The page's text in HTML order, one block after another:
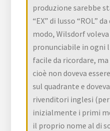
produzione sarebbe
“EX” di lusso “ROL”
modo, Wilsdorf
pronunciabile in ogni
facile da ricordare,
cioè non doveva
sul quadrante e
rivenditori inglesi
inizialmente i primi
il proprio nome al di